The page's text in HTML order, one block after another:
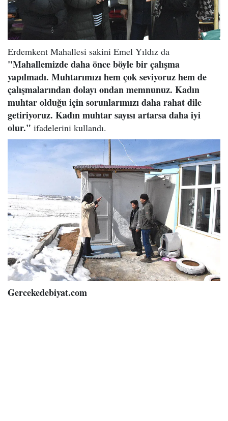
Erdemkent Mahallesi sakini Emel Yıldız da
"Mahallemizde daha önce böyle bir çalışma
yapılmadı. Muhtarımızı hem çok seviyoruz hem de
çalışmalarından dolayı ondan memnunuz. Kadın
muhtar olduğu için sorunlarımızı daha rahat dile
getiriyoruz. Kadın muhtar sayısı artarsa daha iyi
olur." ifadelerini kullandı.
Gercekedebiyat.com